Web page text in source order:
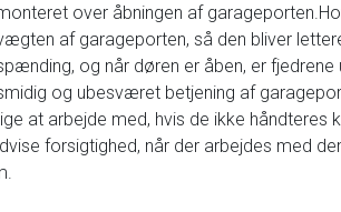
over åbningen af
af garageporten, så den bliver
og når døren er åben, er
og ubesværet betjening af
at arbejde med, hvis de ikke håndteres
forsigtighed, når der arbejdes med